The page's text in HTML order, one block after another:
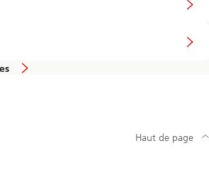
Haut de page